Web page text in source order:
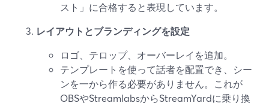
スト」に合格すると表現しています。
レイアウトとブランディングを設定
ロゴ、テロップ、オーバーレイを追加。
テンプレートを使って話者を配置でき、シー
ンを一から作る必要がありません。これが
OBSやStreamlabsからStreamYardに乗り換